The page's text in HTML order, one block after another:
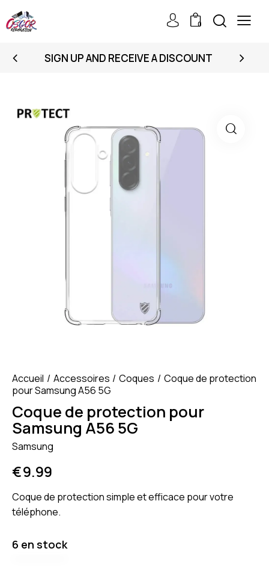
0
SIGN UP AND RECEIVE A DISCOUNT
Accueil Accessoires Coques
Coque de protection
pour Samsung A56 5G
Coque de protection pour
Samsung A56 5G
Samsung
€9.99
Coque de protection simple et efficace pour votre
téléphone.
6 en stock